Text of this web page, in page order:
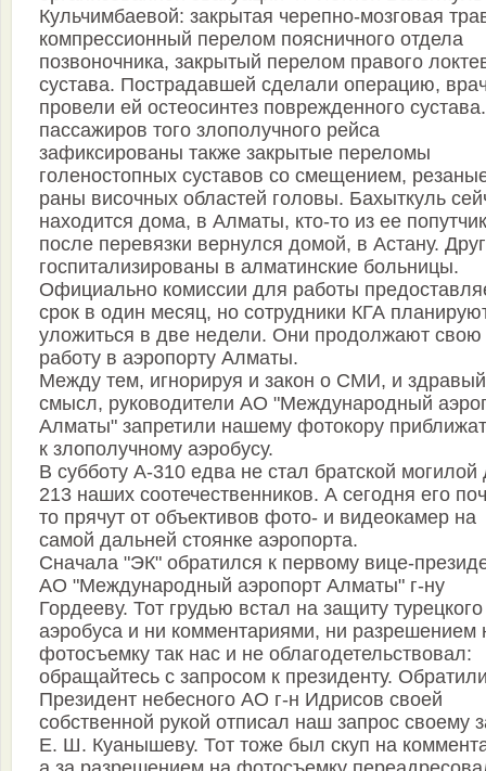
Кульчимбаевой: закрытая черепно-мозговая
компрессионный перелом поясничного отдела
позвоночника, закрытый перелом правого
сустава. Пострадавшей сделали операцию,
провели ей остеосинтез поврежденного
пассажиров того злополучного рейса
зафиксированы также закрытые переломы
голеностопных суставов со смещением,
раны височных областей головы. Бахыткуль
находится дома, в Алматы, кто-то из ее
после перевязки вернулся домой, в Астану.
госпитализированы в алматинские больницы.
Официально комиссии для работы
срок в один месяц, но сотрудники КГА
уложиться в две недели. Они продолжают свою
работу в аэропорту Алматы.
Между тем, игнорируя и закон о СМИ, и здравый
смысл, руководители АО "Международный
Алматы" запретили нашему фотокору
к злополучному аэробусу.
В субботу А-310 едва не стал братской могилой
213 наших соотечественников. А сегодня его
то прячут от объективов фото- и видеокамер на
самой дальней стоянке аэропорта.
Сначала "ЭК" обратился к первому вице-
АО "Международный аэропорт Алматы" г-ну
Гордееву. Тот грудью встал на защиту турецкого
аэробуса и ни комментариями, ни разрешением
фотосъемку так нас и не облагодетельствовал:
обращайтесь с запросом к президенту.
Президент небесного АО г-н Идрисов своей
собственной рукой отписал наш запрос своему
Е. Ш. Куанышеву. Тот тоже был скуп на